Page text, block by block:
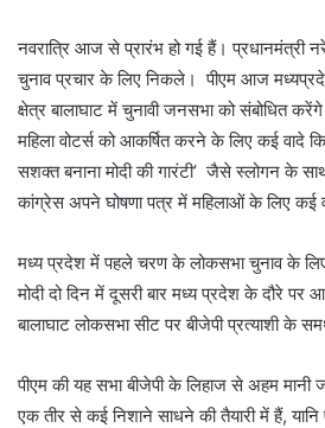
नवरात्रि आज से प्रारंभ हो गई हैं। प्रधानमंत्री
चुनाव प्रचार के लिए निकले। पीएम आज
क्षेत्र बालाघाट में चुनावी जनसभा को संबोधित
महिला वोटर्स को आकर्षित करने के लिए कई वादे
सशक्त बनाना मोदी की गारंटी’ जैसे स्लोगन के
कांग्रेस अपने घोषणा पत्र में महिलाओं के लिए कई
मध्य प्रदेश में पहले चरण के लोकसभा चुनाव के लिए
मोदी दो दिन में दूसरी बार मध्य प्रदेश के दौरे
बालाघाट लोकसभा सीट पर बीजेपी प्रत्याशी के
पीएम की यह सभा बीजेपी के लिहाज से अहम मानी
एक तीर से कई निशाने साधने की तैयारी में हैं,